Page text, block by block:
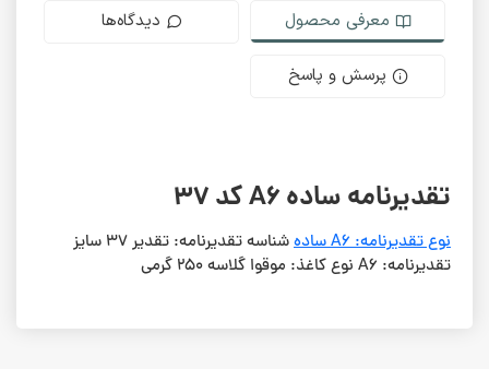
معرفی محصول دیدگاه‌ها
پرسش و پاسخ
تقدیرنامه ساده A6 کد 37
نوع تقدیرنامه: A6 ساده
شناسه تقدیرنامه: تقدیر 37 سایز
تقدیرنامه: A6 نوع کاغذ: موقوا گلاسه 250 گرمی